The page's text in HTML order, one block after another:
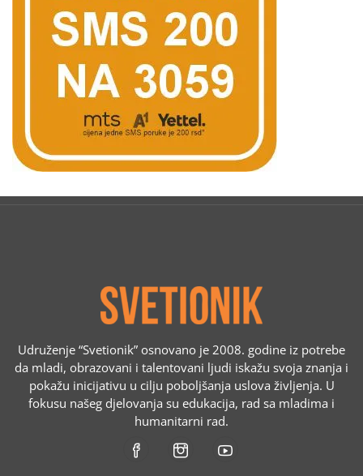
Udruženje “Svetionik” osnovano je 2008. godine iz potrebe
da mladi, obrazovani i talentovani ljudi iskažu svoja znanja i
pokažu inicijativu u cilju poboljšanja uslova življenja. U
fokusu našeg djelovanja su edukacija, rad sa mladima i
humanitarni rad.